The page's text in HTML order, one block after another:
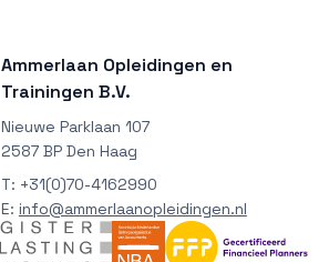
Ammerlaan Opleidingen en
Trainingen B.V.
Nieuwe Parklaan 107
2587 BP Den Haag
T: +31(0)70-4162990
E: info@ammerlaanopleidingen.nl